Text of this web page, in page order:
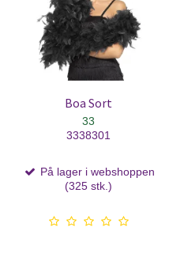
Boa Sort
33
3338301
På lager i webshoppen
(325 stk.)